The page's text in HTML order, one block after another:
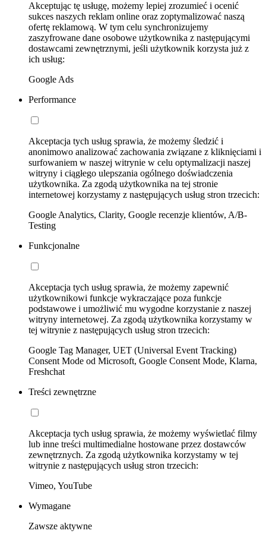
Akceptując tę usługę, możemy lepiej zrozumieć i ocenić
sukces naszych reklam online oraz zoptymalizować naszą
ofertę reklamową. W tym celu synchronizujemy
zaszyfrowane dane osobowe użytkownika z następującymi
dostawcami zewnętrznymi, jeśli użytkownik korzysta już z
ich usług:
Google Ads
Performance
Akceptacja tych usług sprawia, że możemy śledzić i
anonimowo analizować zachowania związane z kliknięciami i
surfowaniem w naszej witrynie w celu optymalizacji naszej
witryny i ciągłego ulepszania ogólnego doświadczenia
użytkownika. Za zgodą użytkownika na tej stronie
internetowej korzystamy z następujących usług stron trzecich:
Google Analytics, Clarity, Google recenzje klientów, A/B-
Testing
Funkcjonalne
Akceptacja tych usług sprawia, że możemy zapewnić
użytkownikowi funkcje wykraczające poza funkcje
podstawowe i umożliwić mu wygodne korzystanie z naszej
witryny internetowej. Za zgodą użytkownika korzystamy w
tej witrynie z następujących usług stron trzecich:
Google Tag Manager, UET (Universal Event Tracking)
Consent Mode od Microsoft, Google Consent Mode, Klarna,
Freshchat
Treści zewnętrzne
Akceptacja tych usług sprawia, że możemy wyświetlać filmy
lub inne treści multimedialne hostowane przez dostawców
zewnętrznych. Za zgodą użytkownika korzystamy w tej
witrynie z następujących usług stron trzecich:
Vimeo, YouTube
Wymagane
Zawsze aktywne